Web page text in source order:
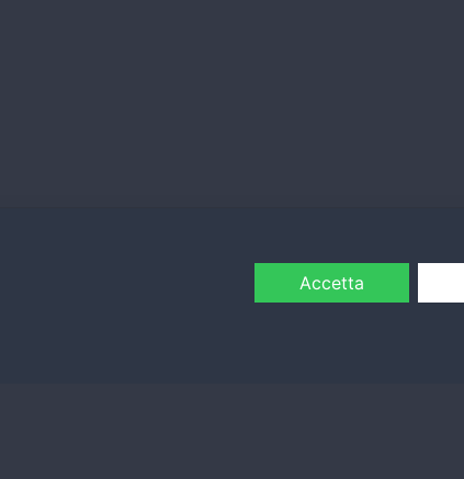
Accetta